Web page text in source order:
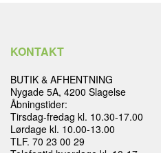
KONTAKT
BUTIK & AFHENTNING
Nygade 5A, 4200 Slagelse
Åbningstider:
Tirsdag-fredag kl. 10.30-17.00
Lørdage kl. 10.00-13.00
TLF. 70 23 00 29